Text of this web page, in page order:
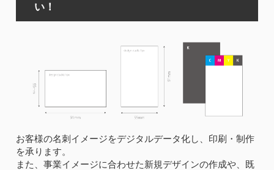
い！
お客様の名刺イメージをデジタルデータ化し、印刷・制作
を承ります。
また、事業イメージに合わせた新規デザインの作成や、既